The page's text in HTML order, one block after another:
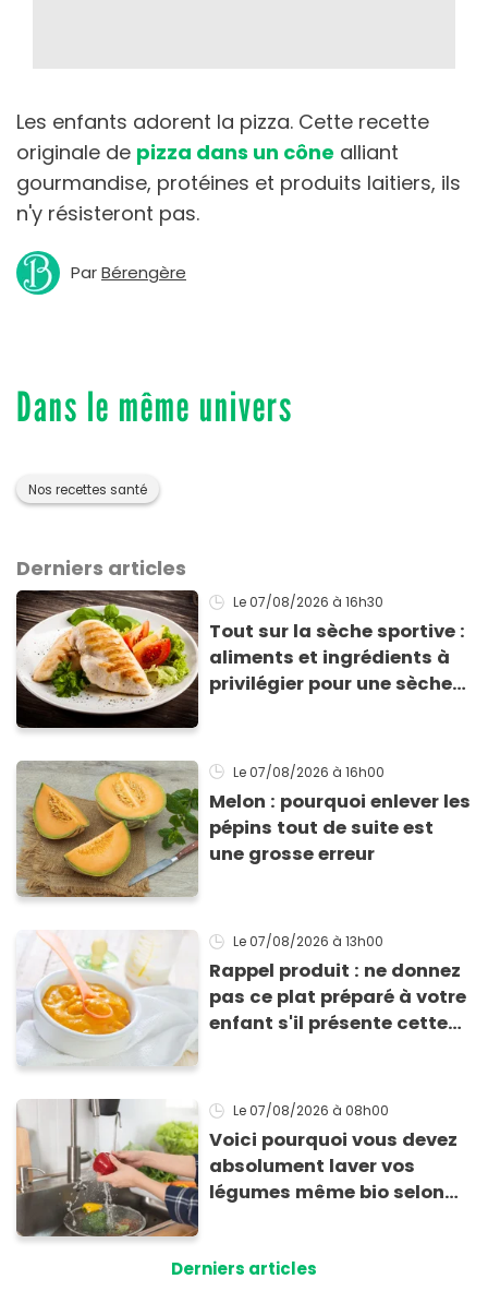
Les enfants adorent la pizza. Cette recette
originale de pizza dans un cône alliant
gourmandise, protéines et produits laitiers, ils
n'y résisteront pas.
ParBérengère
Dans le même univers
Nos recettes santé
Derniers articles
Le 07/08/2026 à 16h30
Tout sur la sèche sportive :
aliments et ingrédients à
privilégier pour une sèche
Le 07/08/2026 à 16h00
Melon : pourquoi enlever les
pépins tout de suite est
une grosse erreur
Le 07/08/2026 à 13h00
Rappel produit : ne donnez
pas ce plat préparé à votre
enfant s'il présente cette
Le 07/08/2026 à 08h00
Voici pourquoi vous devez
absolument laver vos
légumes même bio selon
Derniers articles